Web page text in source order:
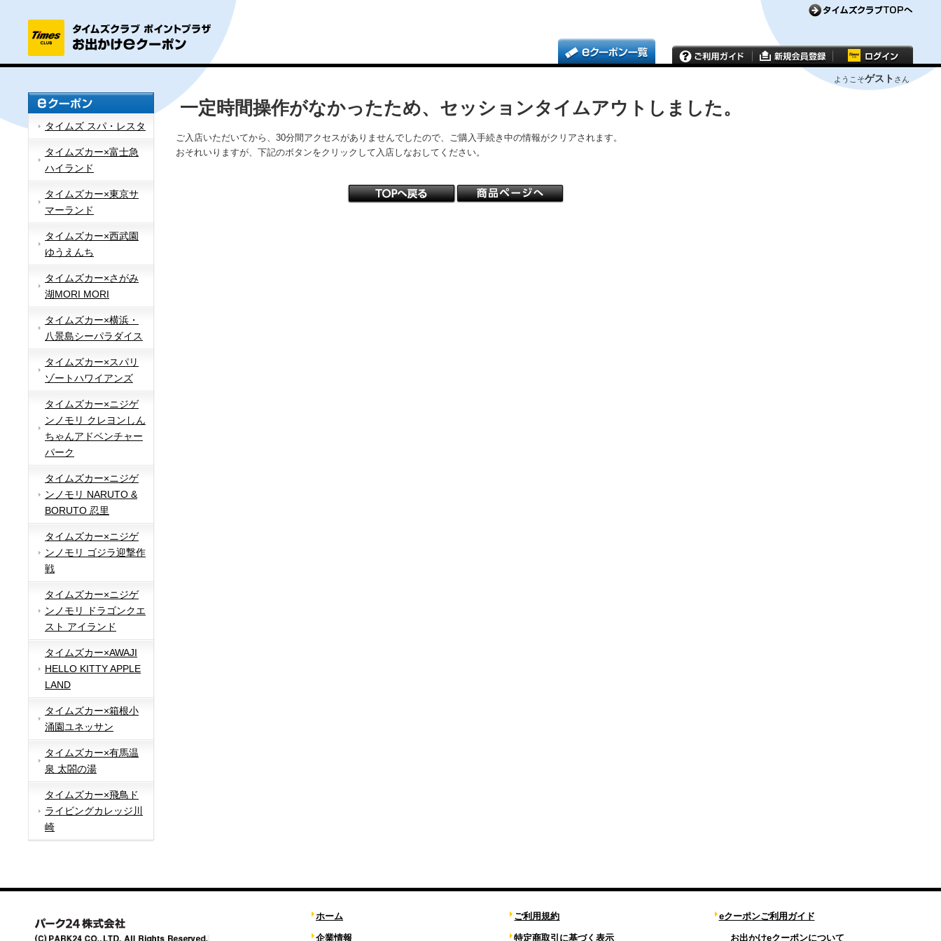
ようこそゲスト さん
タイムズ スパ・レスタ
タイムズカー×富士急
ハイランド
タイムズカー×東京サ
マーランド
タイムズカー×西武園
ゆうえんち
タイムズカー×さがみ
湖MORI MORI
タイムズカー×横浜・
八景島シーパラダイス
タイムズカー×スパリ
ゾートハワイアンズ
タイムズカー×ニジゲ
ンノモリ クレヨンしん
ちゃんアドベンチャー
パーク
タイムズカー×ニジゲ
ンノモリ NARUTO &
BORUTO 忍里
タイムズカー×ニジゲ
ンノモリ ゴジラ迎撃作
戦
タイムズカー×ニジゲ
ンノモリ ドラゴンクエ
スト アイランド
タイムズカー×AWAJI
HELLO KITTY APPLE
LAND
タイムズカー×箱根小
涌園ユネッサン
タイムズカー×有馬温
泉 太閤の湯
タイムズカー×飛鳥ド
ライビングカレッジ川
崎
一定時間操作がなかったため、セッションタイムアウトしました。
ご入店いただいてから、30分間アクセスがありませんでしたので、ご購入手続き中の情報がクリアされます。
おそれいりますが、下記のボタンをクリックして入店しなおしてください。
ホーム
企業情報
ご利用規約
特定商取引に基づく表示
eクーポンご利用ガイド
お出かけeクーポンについて